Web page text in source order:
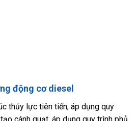
động cơ diesel
thủy lực tiên tiến, áp dụng quy